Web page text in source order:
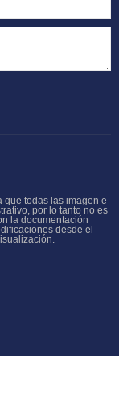
que todas las imagen e
por lo tanto no es
la documentación
desde el